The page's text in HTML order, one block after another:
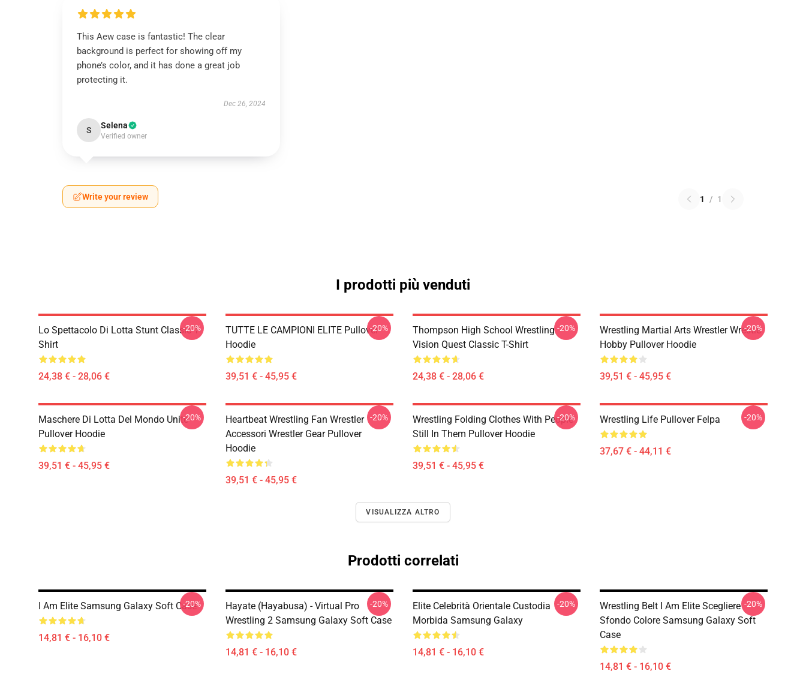
This Aew case is fantastic! The clear
background is perfect for showing off my
phone’s color, and it has done a great job
protecting it.
Dec 26, 2024
S Selena
Verified owner
Write your review 1 / 1
I prodotti più venduti
Lo Spettacolo Di Lotta Stunt Classic T-
Shirt
24,38 € - 28,06 €
-20%
TUTTE LE CAMPIONI ELITE Pullover
Hoodie
39,51 € - 45,95 €
-20%
Thompson High School Wrestling
Vision Quest Classic T-Shirt
24,38 € - 28,06 €
-20%
Wrestling Martial Arts Wrestler Wrestle
Hobby Pullover Hoodie
39,51 € - 45,95 €
-20%
Maschere Di Lotta Del Mondo Unite
Pullover Hoodie
39,51 € - 45,95 €
-20%
Heartbeat Wrestling Fan Wrestler
Accessori Wrestler Gear Pullover
Hoodie
39,51 € - 45,95 €
-20%
Wrestling Folding Clothes With People
Still In Them Pullover Hoodie
39,51 € - 45,95 €
-20% Wrestling Life Pullover Felpa
37,67 € - 44,11 €
-20%
VISUALIZZA ALTRO
Prodotti correlati
I Am Elite Samsung Galaxy Soft Case
14,81 € - 16,10 €
-20%
Hayate (Hayabusa) - Virtual Pro
Wrestling 2 Samsung Galaxy Soft Case
14,81 € - 16,10 €
-20%
Elite Celebrità Orientale Custodia
Morbida Samsung Galaxy
14,81 € - 16,10 €
-20%
Wrestling Belt I Am Elite Scegliere
Sfondo Colore Samsung Galaxy Soft
Case
14,81 € - 16,10 €
-20%